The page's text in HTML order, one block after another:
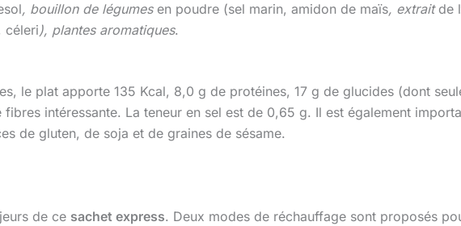
, bouillon de légumesen poudre (sel marin, amidon de maïs, extraitde
céleri), plantes aromatiques.
le plat apporte 135 Kcal, 8,0 g de protéines, 17 g de glucides (dont
intéressante. La teneur en sel est de 0,65 g. Il est également
de gluten, de soja et de graines de sésame.
de ce sachet express. Deux modes de réchauffage sont proposés